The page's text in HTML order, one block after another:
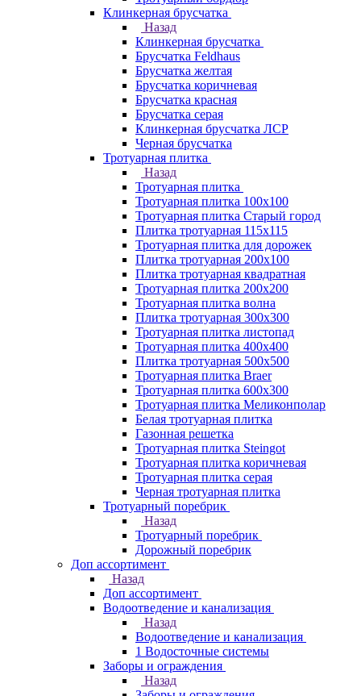
Клинкерная брусчатка
Назад
Клинкерная брусчатка
Брусчатка Feldhaus
Брусчатка желтая
Брусчатка коричневая
Брусчатка красная
Брусчатка серая
Клинкерная брусчатка ЛСР
Черная брусчатка
Тротуарная плитка
Назад
Тротуарная плитка
Тротуарная плитка 100x100
Тротуарная плитка Старый город
Плитка тротуарная 115x115
Тротуарная плитка для дорожек
Плитка тротуарная 200х100
Плитка тротуарная квадратная
Тротуарная плитка 200х200
Тротуарная плитка волна
Плитка тротуарная 300х300
Тротуарная плитка листопад
Тротуарная плитка 400х400
Плитка тротуарная 500x500
Тротуарная плитка Braer
Тротуарная плитка 600х300
Тротуарная плитка Меликонполар
Белая тротуарная плитка
Газонная решетка
Тротуарная плитка Steingot
Тротуарная плитка коричневая
Тротуарная плитка серая
Черная тротуарная плитка
Тротуарный поребрик
Назад
Тротуарный поребрик
Дорожный поребрик
Доп ассортимент
Назад
Доп ассортимент
Водоотведение и канализация
Назад
Водоотведение и канализация
1 Водосточные системы
Заборы и ограждения
Назад